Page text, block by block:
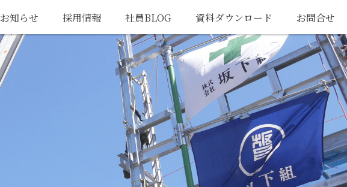
お知らせ 採用情報 社員BLOG 資料ダウンロード お問合せ